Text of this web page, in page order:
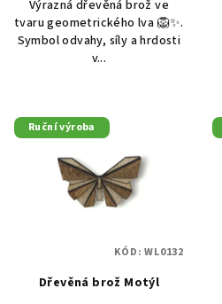
Výrazná dřevěná brož ve
tvaru geometrického lva 🦁✨.
Symbol odvahy, síly a hrdosti
v...
Ruční výroba
Dřevěná brož Motýl
KÓD:WL0132